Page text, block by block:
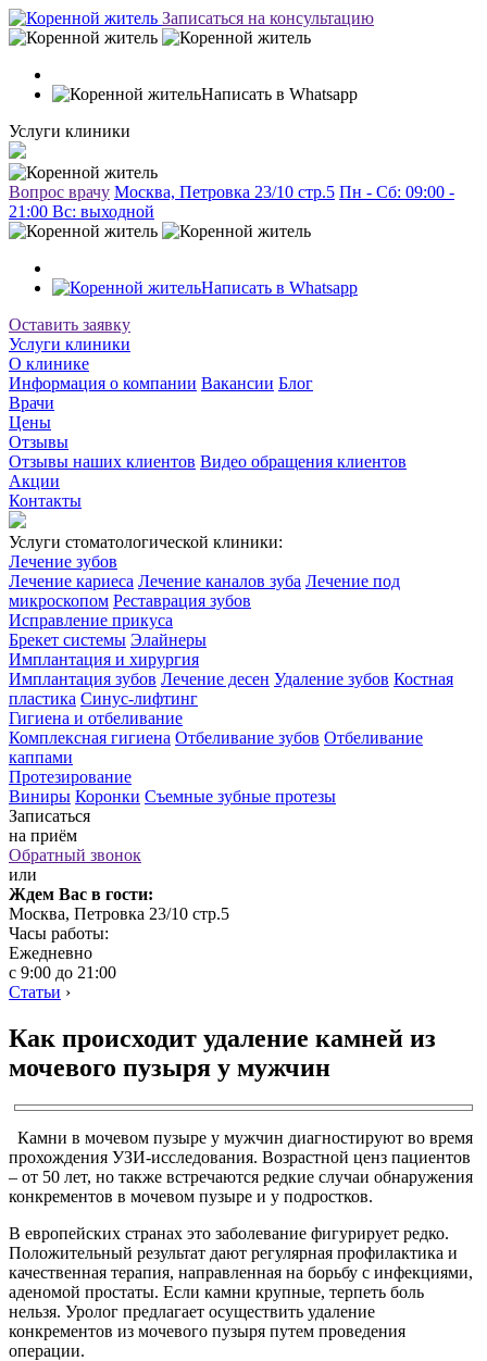
Записаться на консультацию
Написать в Whatsapp
Услуги клиники
Вопрос врачу Москва, Петровка 23/10 стр.5 Пн - Сб: 09:00 -
21:00 Вc: выходной
Написать в Whatsapp
Оставить заявку
Услуги клиники
О клинике
Информация о компании Вакансии Блог
Врачи
Цены
Отзывы
Отзывы наших клиентов Видео обращения клиентов
Акции
Контакты
Услуги стоматологической клиники:
Лечение зубов
Лечение кариеса Лечение каналов зуба Лечение под
микроскопом Реставрация зубов
Исправление прикуса
Брекет системы Элайнеры
Имплантация и хирургия
Имплантация зубов Лечение десен Удаление зубов Костная
пластика Синус-лифтинг
Гигиена и отбеливание
Комплексная гигиена Отбеливание зубов Отбеливание
каппами
Протезирование
Виниры Коронки Съемные зубные протезы
Записаться
на приём
Обратный звонок
или
Ждем Вас в гости:
Москва, Петровка 23/10 стр.5
Часы работы:
Ежедневно
с 9:00 до 21:00
Статьи ›
Как происходит удаление камней из
мочевого пузыря у мужчин
Камни в мочевом пузыре у мужчин диагностируют во время
прохождения УЗИ-исследования. Возрастной ценз пациентов
– от 50 лет, но также встречаются редкие случаи обнаружения
конкрементов в мочевом пузыре и у подростков.
В европейских странах это заболевание фигурирует редко.
Положительный результат дают регулярная профилактика и
качественная терапия, направленная на борьбу с инфекциями,
аденомой простаты. Если камни крупные, терпеть боль
нельзя. Уролог предлагает осуществить удаление
конкрементов из мочевого пузыря путем проведения
операции.